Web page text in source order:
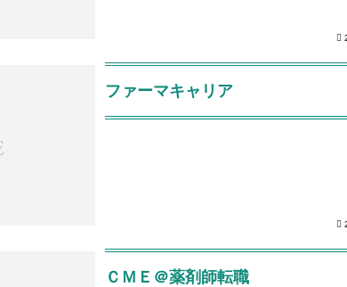
ファーマキャリア
ＣＭＥ＠薬剤師転職